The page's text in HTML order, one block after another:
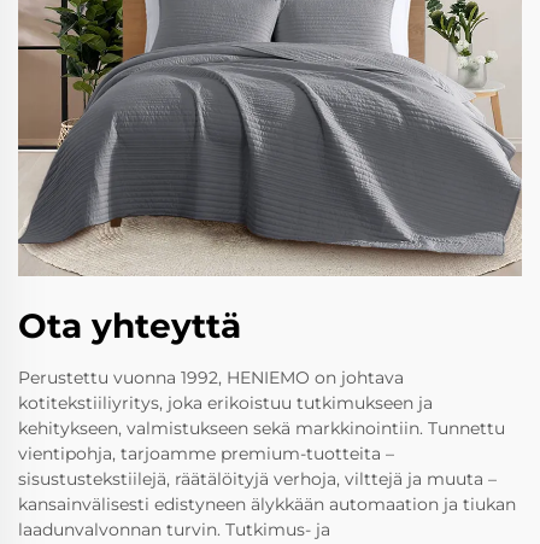
Ota yhteyttä
Perustettu vuonna 1992, HENIEMO on johtava
kotitekstiiliyritys, joka erikoistuu tutkimukseen ja
kehitykseen, valmistukseen sekä markkinointiin. Tunnettu
vientipohja, tarjoamme premium-tuotteita –
sisustustekstiilejä, räätälöityjä verhoja, vilttejä ja muuta –
kansainvälisesti edistyneen älykkään automaation ja tiukan
laadunvalvonnan turvin. Tutkimus- ja